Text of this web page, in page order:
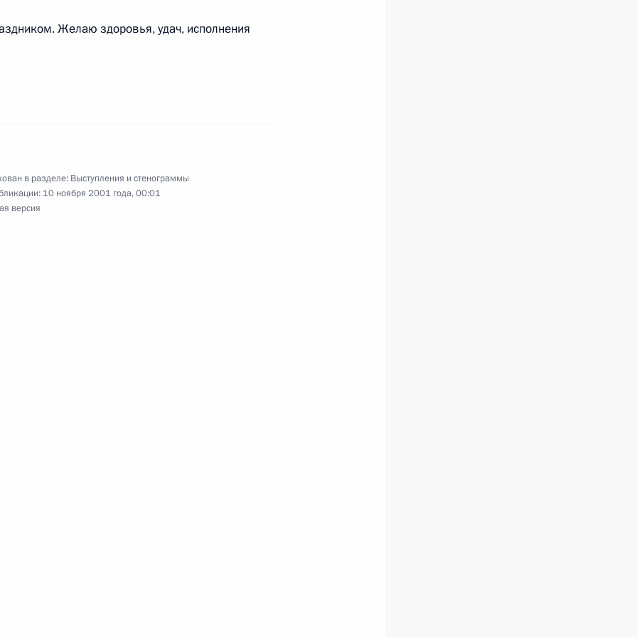
Соединенных
Сбербанка (выдержки)
Желаю здоровья, удач, исполнения
в разделе: Выступления и стенограммы
10 ноября 2001 года, 00:01
версия